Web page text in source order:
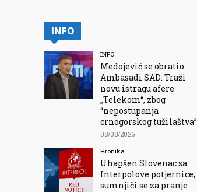
INFO
INFO
Medojević se obratio
Ambasadi SAD: Traži
novu istragu afere
„Telekom“, zbog
“nepostupanja
crnogorskog tužilaštva”
08/08/2026
Hronika
Uhapšen Slovenac sa
Interpolove potjernice,
sumnjiči se za pranje